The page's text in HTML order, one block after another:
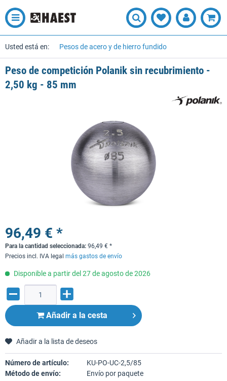
Usted está en: Pesos de acero y de hierro fundido
Peso de competición Polanik sin recubrimiento -
2,50 kg - 85 mm
96,49 € *
Para la cantidad seleccionada: 96,49 € *
Precios incl. IVA legal más gastos de envío
Disponible a partir del 27 de agosto de 2026
Añadir a la cesta
Añadir a la lista de deseos
Número de artículo:
KU-PO-UC-2,5/85
Método de envío:
Envío por paquete